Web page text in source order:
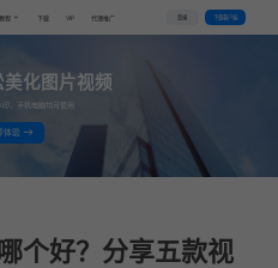
教程 下载 VIP 代理推广 登录 下载客户端
化图片视频
印，手机电脑均可使用
体验
个好？分享五款视